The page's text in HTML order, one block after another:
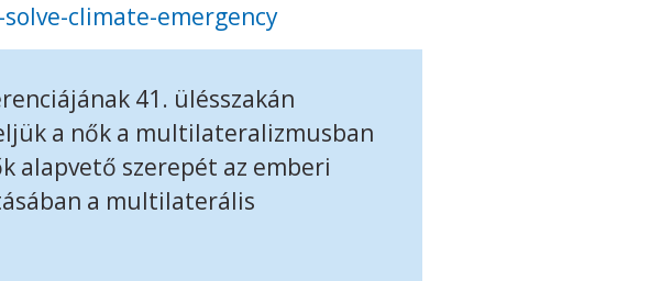
climate-emergency
41. ülésszakán
a nők a multilateralizmusban
alapvető szerepét az emberi
a multilaterális